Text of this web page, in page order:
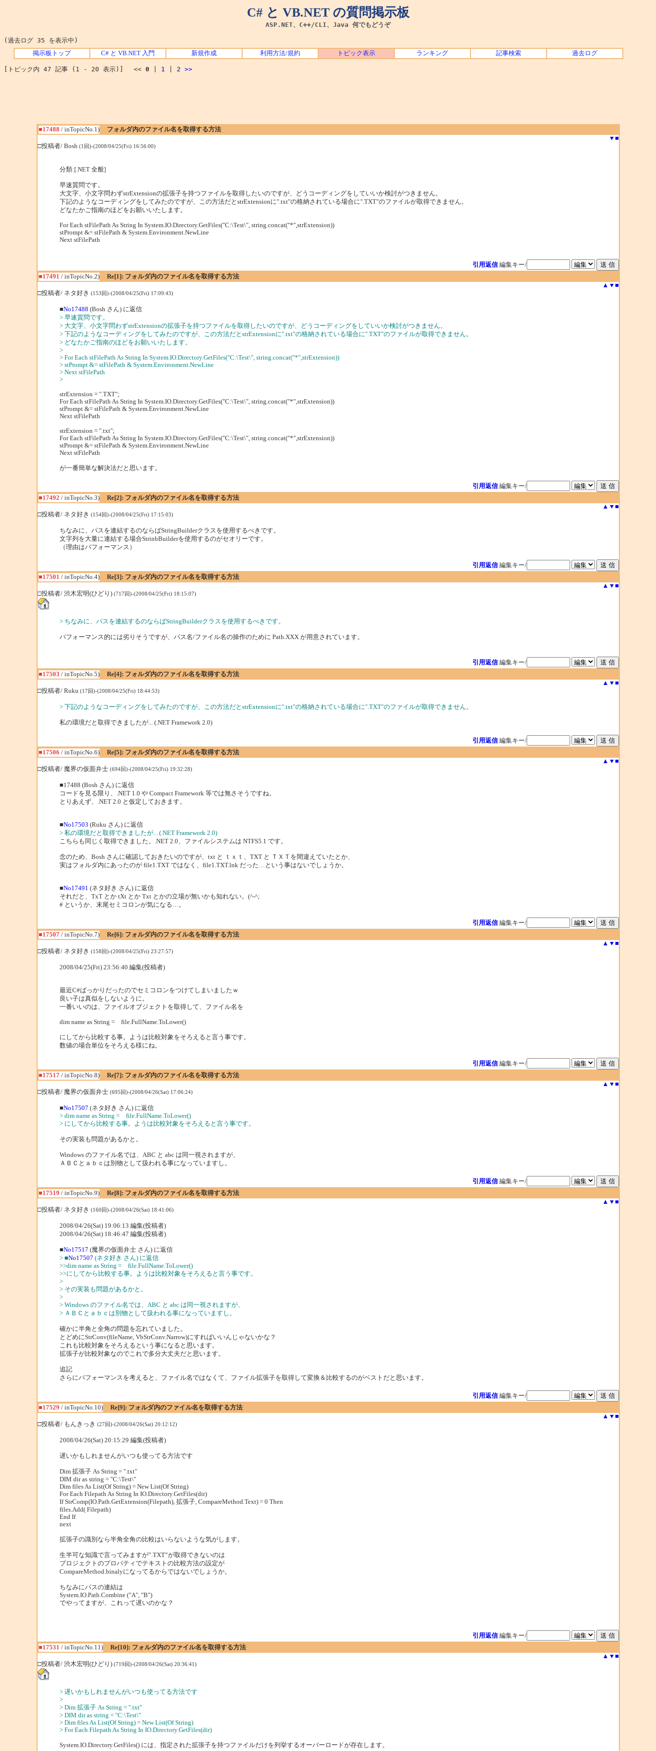
C# と VB.NET の質問掲示板
ASP.NET、C++/CLI、Java 何でもどうぞ
(過去ログ 35 を表示中)
掲示板トップ C# と VB.NET 入門 新規作成 利用方法/規約 トピック表示 ランキング 記事検索 過去ログ
[トピック内 47 記事 (1 - 20 表示)] << 0 1 2 >>
■17488 / inTopicNo.1)
フォルダ内のファイル名を取得する方法
▼ ■
□投稿者/ Bosh (1回)-(2008/04/25(Fri) 16:56:00)
分類:[.NET 全般]
早速質問です。
大文字、小文字問わずstrExtensionの拡張子を持つファイルを取得したいのですが、どうコーディングをしていいか検討がつきません。
下記のようなコーディングをしてみたのですが、この方法だとstrExtensionに".txt"の格納されている場合に".TXT"のファイルが取得できません。
どなたかご指南のほどをお願いいたします。
For Each stFilePath As String In System.IO.Directory.GetFiles("C:\Test\", string.concat("*",strExtension))
stPrompt &= stFilePath & System.Environment.NewLine
Next stFilePath
引用返信 編集キー/
■17491 / inTopicNo.2)
Re[1]: フォルダ内のファイル名を取得する方法
▲ ▼ ■
□投稿者/ ネタ好き (153回)-(2008/04/25(Fri) 17:09:43)
■No17488 (Bosh さん) に返信
> 早速質問です。
> 大文字、小文字問わずstrExtensionの拡張子を持つファイルを取得したいのですが、どうコーディングをしていいか検討がつきません。
> 下記のようなコーディングをしてみたのですが、この方法だとstrExtensionに".txt"の格納されている場合に".TXT"のファイルが取得できません。
> どなたかご指南のほどをお願いいたします。
>
> For Each stFilePath As String In System.IO.Directory.GetFiles("C:\Test\", string.concat("*",strExtension))
> stPrompt &= stFilePath & System.Environment.NewLine
> Next stFilePath
>
strExtension = ".TXT";
For Each stFilePath As String In System.IO.Directory.GetFiles("C:\Test\", string.concat("*",strExtension))
stPrompt &= stFilePath & System.Environment.NewLine
Next stFilePath
strExtension = ".txt";
For Each stFilePath As String In System.IO.Directory.GetFiles("C:\Test\", string.concat("*",strExtension))
stPrompt &= stFilePath & System.Environment.NewLine
Next stFilePath
が一番簡単な解決法だと思います。
引用返信 編集キー/
■17492 / inTopicNo.3)
Re[2]: フォルダ内のファイル名を取得する方法
▲ ▼ ■
□投稿者/ ネタ好き (154回)-(2008/04/25(Fri) 17:15:03)
ちなみに、パスを連結するのならばStringBuilderクラスを使用するべきです。
文字列を大量に連結する場合StrinbBuilderを使用するのがセオリーです。
（理由はパフォーマンス）
引用返信 編集キー/
■17501 / inTopicNo.4)
Re[3]: フォルダ内のファイル名を取得する方法
▲ ▼ ■
□投稿者/ 渋木宏明(ひどり) (717回)-(2008/04/25(Fri) 18:15:07)
> ちなみに、パスを連結するのならばStringBuilderクラスを使用するべきです。
パフォーマンス的には劣りそうですが、パス名/ファイル名の操作のために Path.XXX が用意されています。
引用返信 編集キー/
■17503 / inTopicNo.5)
Re[4]: フォルダ内のファイル名を取得する方法
▲ ▼ ■
□投稿者/ Ruku (17回)-(2008/04/25(Fri) 18:44:53)
> 下記のようなコーディングをしてみたのですが、この方法だとstrExtensionに".txt"の格納されている場合に".TXT"のファイルが取得できません。
私の環境だと取得できましたが... (.NET Framework 2.0)
引用返信 編集キー/
■17506 / inTopicNo.6)
Re[5]: フォルダ内のファイル名を取得する方法
▲ ▼ ■
□投稿者/ 魔界の仮面弁士 (694回)-(2008/04/25(Fri) 19:32:28)
■17488 (Bosh さん) に返信
コードを見る限り、.NET 1.0 や Compact Framework 等では無さそうですね。
とりあえず、.NET 2.0 と仮定しておきます。
■No17503 (Ruku さん) に返信
> 私の環境だと取得できましたが... (.NET Framework 2.0)
こちらも同じく取得できました。.NET 2.0、ファイルシステムは NTFS5.1 です。
念のため、Bosh さんに確認しておきたいのですが、txt と ｔｘｔ、TXT と ＴＸＴを間違えていたとか、
実はフォルダ内にあったのが file1.TXT ではなく、file1.TXT.lnk だった…という事はないでしょうか。
■No17491 (ネタ好き さん) に返信
それだと、TxT とか tXt とか Txt とかの立場が無いかも知れない。(^-^;
# というか、末尾セミコロンが気になる…。
引用返信 編集キー/
■17507/ inTopicNo.7)
Re[6]: フォルダ内のファイル名を取得する方法
▲ ▼ ■
□投稿者/ ネタ好き (158回)-(2008/04/25(Fri) 23:27:57)
2008/04/25(Fri) 23:56:40 編集(投稿者)
最近C#ばっかりだったのでセミコロンをつけてしまいましたｗ
良い子は真似をしないように。
一番いいのは、ファイルオブジェクトを取得して、ファイル名を
dim name as String = file.FullName.ToLower()
にしてから比較する事。ようは比較対象をそろえると言う事です。
数値の場合単位をそろえる様にね。
引用返信 編集キー/
■17517/ inTopicNo.8)
Re[7]: フォルダ内のファイル名を取得する方法
▲ ▼ ■
□投稿者/ 魔界の仮面弁士 (695回)-(2008/04/26(Sat) 17:06:24)
■No17507 (ネタ好き さん) に返信
> dim name as String = file.FullName.ToLower()
> にしてから比較する事。ようは比較対象をそろえると言う事です。
その実装も問題があるかと。
Windows のファイル名では、ABC と abc は同一視されますが、
ＡＢＣとａｂｃは別物として扱われる事になっていますし。
引用返信 編集キー/
■17519 / inTopicNo.9)
Re[8]: フォルダ内のファイル名を取得する方法
▲ ▼ ■
□投稿者/ ネタ好き (160回)-(2008/04/26(Sat) 18:41:06)
2008/04/26(Sat) 19:06:13 編集(投稿者)
2008/04/26(Sat) 18:46:47 編集(投稿者)
■No17517 (魔界の仮面弁士 さん) に返信
> ■No17507 (ネタ好き さん) に返信
>>dim name as String = file.FullName.ToLower()
>>にしてから比較する事。ようは比較対象をそろえると言う事です。
>
> その実装も問題があるかと。
>
> Windows のファイル名では、ABC と abc は同一視されますが、
> ＡＢＣとａｂｃは別物として扱われる事になっていますし。
確かに半角と全角の問題を忘れていました。
とどめにStrConv(fileName, VbStrConv.Narrow)にすればいいんじゃないかな？
これも比較対象をそろえるという事になると思います。
拡張子が比較対象なのでこれで多分大丈夫だと思います。
追記
さらにパフォーマンスを考えると、ファイル名ではなくて、ファイル拡張子を取得して変換＆比較するのがベストだと思います。
引用返信 編集キー/
■17529 / inTopicNo.10)
Re[9]: フォルダ内のファイル名を取得する方法
▲ ▼ ■
□投稿者/ もんきっき (27回)-(2008/04/26(Sat) 20:12:12)
2008/04/26(Sat) 20:15:29 編集(投稿者)
遅いかもしれませんがいつも使ってる方法です
Dim 拡張子 As String = ".txt"
DIM dir as string = "C:\Test\"
Dim files As List(Of String) = New List(Of String)
For Each Filepath As String In IO.Directory.GetFiles(dir)
If StrComp(IO.Path.GetExtension(Filepath), 拡張子, CompareMethod.Text) = 0 Then
files.Add( Filepath)
End If
next
拡張子の識別なら半角全角の比較はいらないような気がします。
生半可な知識で言ってみますが”.TXT”が取得できないのは
プロジェクトのプロパティでテキストの比較方法の設定が
CompareMethod.binalyになってるからではないでしょうか。
ちなみにパスの連結は
System.IO.Path.Combine ("A", "B")
でやってますが、これって遅いのかな？
引用返信 編集キー/
■17531 / inTopicNo.11)
Re[10]: フォルダ内のファイル名を取得する方法
▲ ▼ ■
□投稿者/ 渋木宏明(ひどり) (719回)-(2008/04/26(Sat) 20:36:41)
> 遅いかもしれませんがいつも使ってる方法です
>
> Dim 拡張子 As String = ".txt"
> DIM dir as string = "C:\Test\"
> Dim files As List(Of String) = New List(Of String)
> For Each Filepath As String In IO.Directory.GetFiles(dir)
System.IO.Directory.GetFiles() には、指定された拡張子を持つファイルだけを列挙するオーバーロードが存在します。